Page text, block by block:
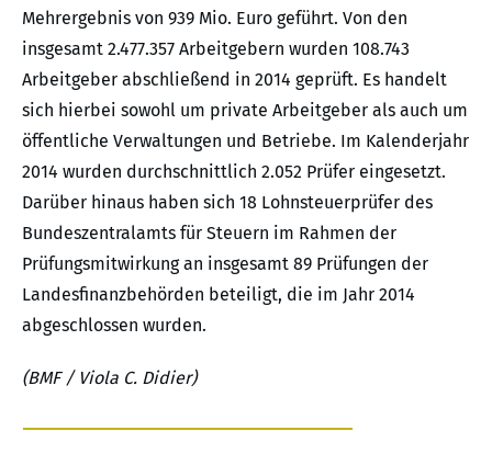
Mehrergebnis von 939 Mio. Euro geführt. Von den
insgesamt 2.477.357 Arbeitgebern wurden 108.743
Arbeitgeber abschließend in 2014 geprüft. Es handelt
sich hierbei sowohl um private Arbeitgeber als auch um
öffentliche Verwaltungen und Betriebe. Im Kalenderjahr
2014 wurden durchschnittlich 2.052 Prüfer eingesetzt.
Darüber hinaus haben sich 18 Lohnsteuerprüfer des
Bundeszentralamts für Steuern im Rahmen der
Prüfungsmitwirkung an insgesamt 89 Prüfungen der
Landesfinanzbehörden beteiligt, die im Jahr 2014
abgeschlossen wurden.
(BMF / Viola C. Didier)